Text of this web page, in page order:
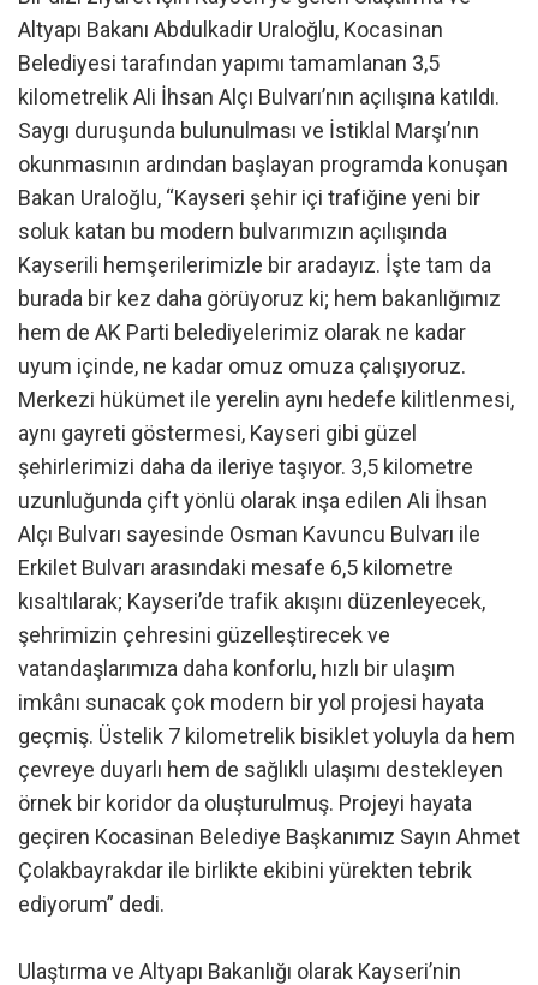
Altyapı Bakanı Abdulkadir Uraloğlu, Kocasinan
Belediyesi tarafından yapımı tamamlanan 3,5
kilometrelik Ali İhsan Alçı Bulvarı’nın açılışına katıldı.
Saygı duruşunda bulunulması ve İstiklal Marşı’nın
okunmasının ardından başlayan programda konuşan
Bakan Uraloğlu, “Kayseri şehir içi trafiğine yeni bir
soluk katan bu modern bulvarımızın açılışında
Kayserili hemşerilerimizle bir aradayız. İşte tam da
burada bir kez daha görüyoruz ki; hem bakanlığımız
hem de AK Parti belediyelerimiz olarak ne kadar
uyum içinde, ne kadar omuz omuza çalışıyoruz.
Merkezi hükümet ile yerelin aynı hedefe kilitlenmesi,
aynı gayreti göstermesi, Kayseri gibi güzel
şehirlerimizi daha da ileriye taşıyor. 3,5 kilometre
uzunluğunda çift yönlü olarak inşa edilen Ali İhsan
Alçı Bulvarı sayesinde Osman Kavuncu Bulvarı ile
Erkilet Bulvarı arasındaki mesafe 6,5 kilometre
kısaltılarak; Kayseri’de trafik akışını düzenleyecek,
şehrimizin çehresini güzelleştirecek ve
vatandaşlarımıza daha konforlu, hızlı bir ulaşım
imkânı sunacak çok modern bir yol projesi hayata
geçmiş. Üstelik 7 kilometrelik bisiklet yoluyla da hem
çevreye duyarlı hem de sağlıklı ulaşımı destekleyen
örnek bir koridor da oluşturulmuş. Projeyi hayata
geçiren Kocasinan Belediye Başkanımız Sayın Ahmet
Çolakbayrakdar ile birlikte ekibini yürekten tebrik
ediyorum” dedi.
Ulaştırma ve Altyapı Bakanlığı olarak Kayseri’nin